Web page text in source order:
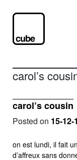
carol’s
carol’s cousin
Posted on 15-12-
on est lundi, il fait
d’affreux sans